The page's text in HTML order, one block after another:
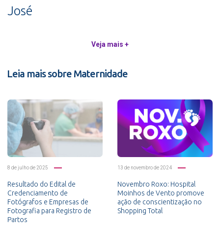
José
Veja mais +
Leia mais sobre Maternidade
8 de julho de 2025
Resultado do Edital de
Credenciamento de
Fotógrafos e Empresas de
Fotografia para Registro de
Partos
13 de novembro de 2024
Novembro Roxo: Hospital
Moinhos de Vento promove
ação de conscientização no
Shopping Total